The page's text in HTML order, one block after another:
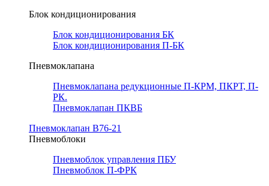
Блок кондиционирования
Блок кондиционирования БК
Блок кондиционирования П-БК
Пневмоклапана
Пневмоклапана редукционные П-КРМ, ПКРТ, П-
РК.
Пневмоклапан ПКВБ
Пневмоклапан В76-21
Пневмоблоки
Пневмоблок управления ПБУ
Пневмоблок П-ФРК